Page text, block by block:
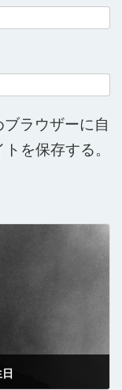
ラウザーに自
を保存する。